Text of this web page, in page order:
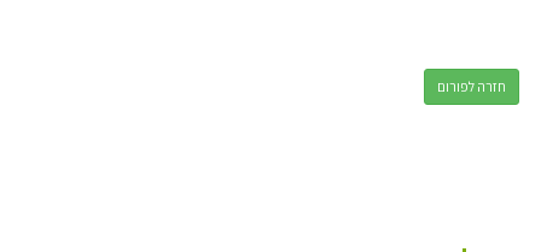
חזרה לפורום